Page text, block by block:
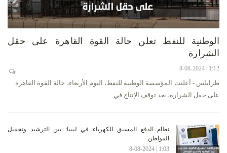
الوطنية للنفط تعلن حالة القوة القاهرة على حقل
الشرارة
1:12 | 8-08-2024
طرابلس - أعلنت المؤسسة الوطنية للنفط، اليوم الأربعاء، حالة القوة القاهرة
على حقل الشرارة، بعد توقف الإنتاج في…
نظام الدفع المسبق للكهرباء في ليبيا: بين الترشيد وتحميل
المواطن
1:03 | 8-08-2024